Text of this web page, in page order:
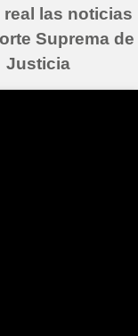
real las noticias
Suprema de
Justicia